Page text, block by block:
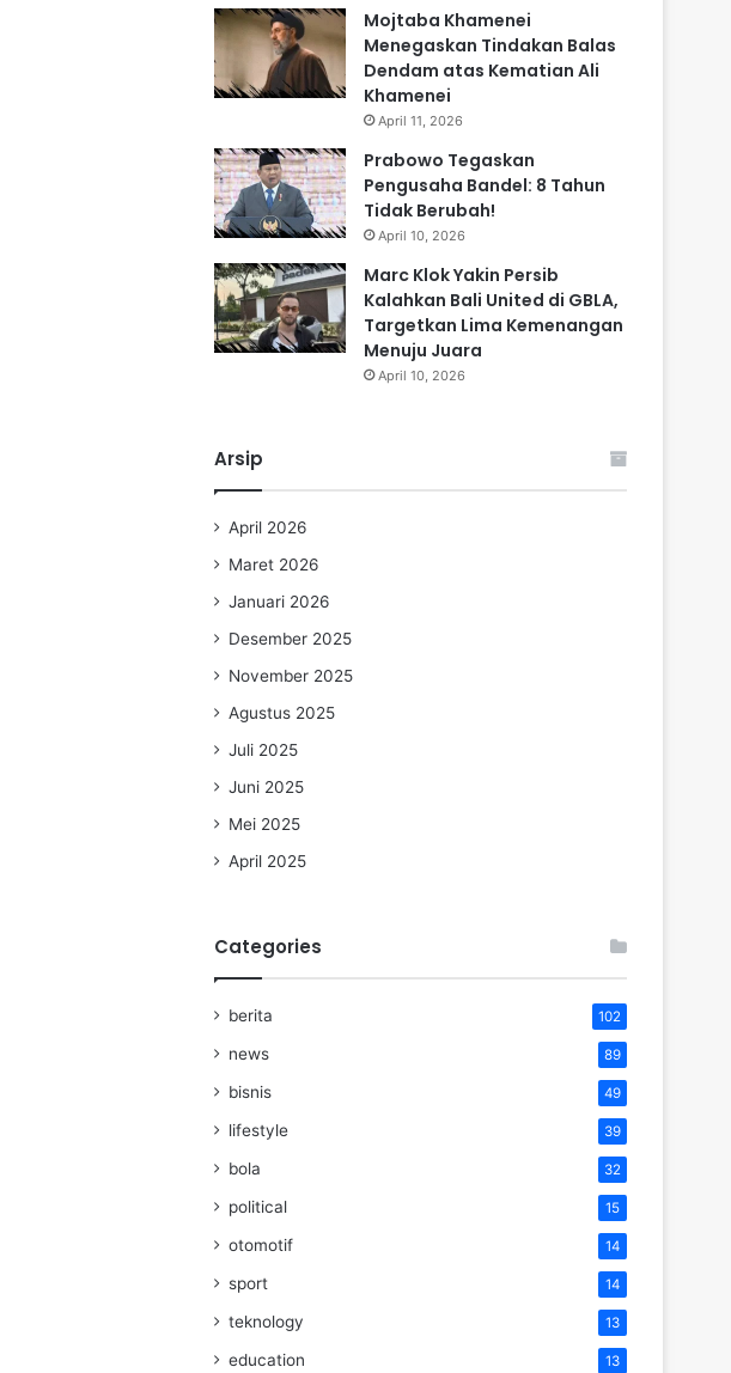
Mojtaba Khamenei
Menegaskan Tindakan Balas
Dendam atas Kematian Ali
Khamenei
April 11, 2026
Prabowo Tegaskan
Pengusaha Bandel: 8 Tahun
Tidak Berubah!
April 10, 2026
Marc Klok Yakin Persib
Kalahkan Bali United di GBLA,
Targetkan Lima Kemenangan
Menuju Juara
April 10, 2026
Arsip
April 2026
Maret 2026
Januari 2026
Desember 2025
November 2025
Agustus 2025
Juli 2025
Juni 2025
Mei 2025
April 2025
Categories
berita 102
news 89
bisnis 49
lifestyle 39
bola 32
political 15
otomotif 14
sport 14
teknology 13
education 13